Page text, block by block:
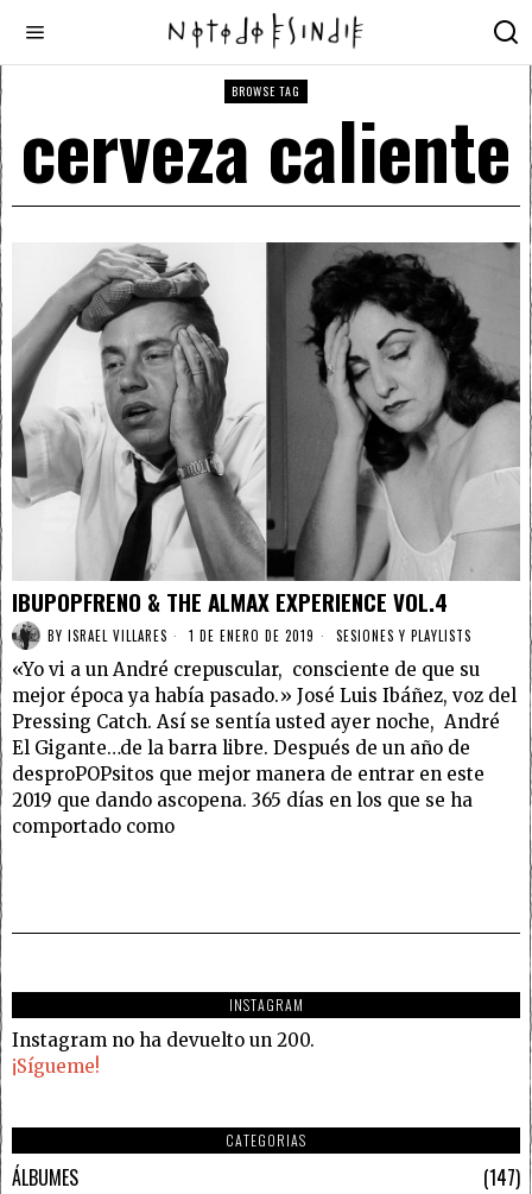
BROWSE TAG
cerveza caliente
IBUPOPFRENO & THE ALMAX EXPERIENCE VOL.4
BY ISRAEL VILLARES 1 DE ENERO DE 2019 SESIONES Y PLAYLISTS
«Yo vi a un André crepuscular, consciente de que su
mejor época ya había pasado.» José Luis Ibáñez, voz del
Pressing Catch. Así se sentía usted ayer noche, André
El Gigante…de la barra libre. Después de un año de
desproPOPsitos que mejor manera de entrar en este
2019 que dando ascopena. 365 días en los que se ha
comportado como
INSTAGRAM
Instagram no ha devuelto un 200.
¡Sígueme!
CATEGORIAS
ÁLBUMES
147